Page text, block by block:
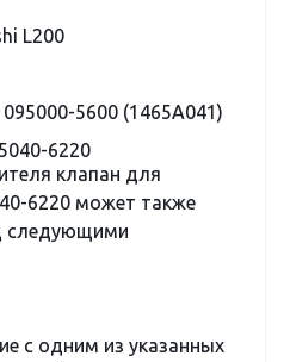
L200
5600 (1465A041)
6220
клапан для
6220 может также
следующими
с одним из указанных